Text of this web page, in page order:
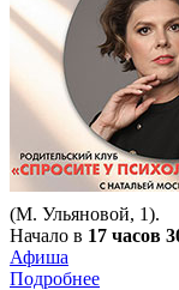
(М. Ульяновой, 1).
Начало в 17 часов
Афиша
Подробнее